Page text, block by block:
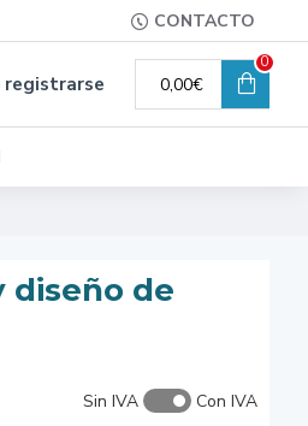
CONTACTO
registrarse 0,00€
0
diseño de
Sin IVA Con IVA